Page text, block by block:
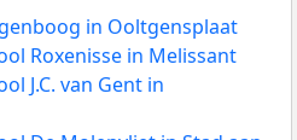
in Ooltgensplaat
Roxenisse in Melissant
J.C. van Gent in